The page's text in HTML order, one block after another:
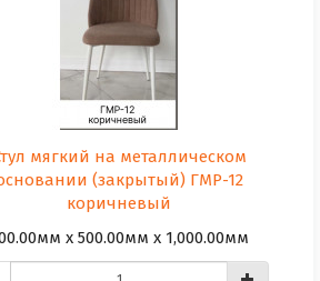
мягкий на металлическом
(закрытый) ГМР-12
коричневый
x 500.00мм x 1,000.00мм